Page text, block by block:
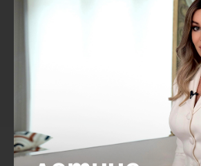
подбирается в индивидуальном
зависимости от решаемой
выбранного подхода лечения.